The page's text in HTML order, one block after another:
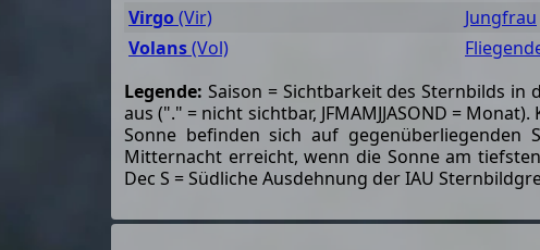
Virgo(Vir) Jungfrau
Volans(Vol)
Legende: Saison = Sichtbarkeit des Sternbilds
aus ("." = nicht sichtbar, JFMAMJJASOND =
Sonne befinden sich auf
Mitternacht erreicht, wenn die Sonne am
Dec S = Südliche Ausdehnung der IAU